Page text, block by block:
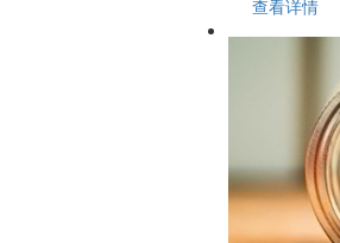
查看详情